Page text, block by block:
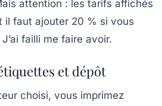
attention : les tarifs affichés
il faut ajouter 20 % si vous
failli me faire avoir.
et dépôt
choisi, vous imprimez